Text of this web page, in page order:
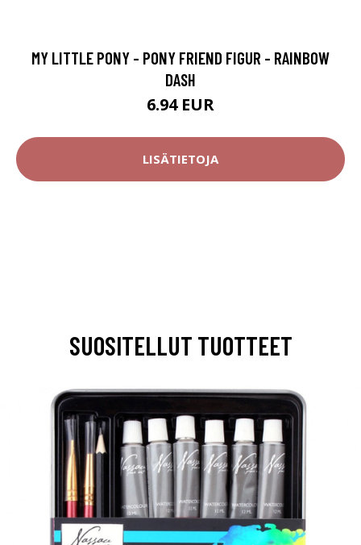
MY LITTLE PONY - PONY FRIEND FIGUR - RAINBOW
DASH
6.94 EUR
LISÄTIETOJA
SUOSITELLUT TUOTTEET